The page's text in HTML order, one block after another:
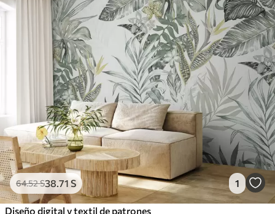
64.52S38 .71 S 1
Diseño digital y textil de patrones